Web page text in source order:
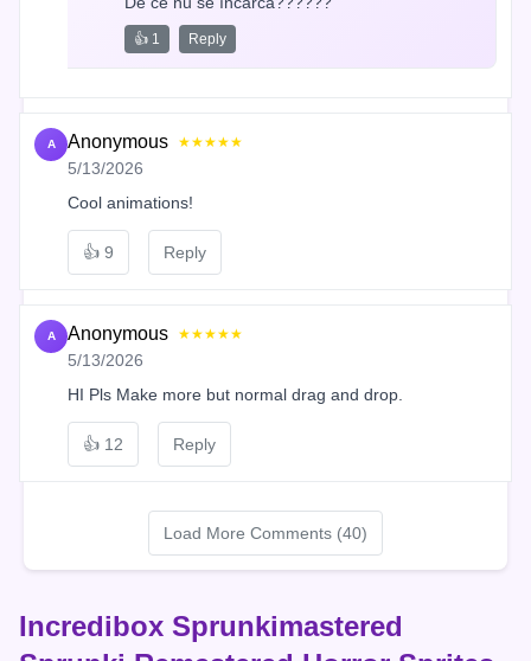
👍 1 Reply
A Anonymous ★★★★★
5/13/2026
Cool animations!
👍 9 Reply
A Anonymous ★★★★★
5/13/2026
HI Pls Make more but normal drag and drop.
👍 12 Reply
Load More Comments (40)
Incredibox Sprunkimastered